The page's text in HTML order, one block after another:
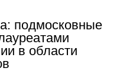
подмосковные
в области